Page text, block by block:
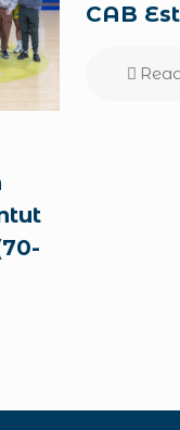
CAB